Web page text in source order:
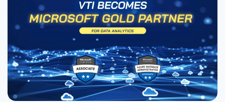
록 동기를 부여하였다. FaceX – 베트남 시장의 선구적인 AI 기
반 솔루션 얼굴 인식 관리 시스템인 FaceX는 수년 동안 VTI
의 중요한 개발 방향이 되었다. FaceX는 최대 99.97%의 정확
도로 직원의 얼굴을 감지하는 데 0.7초 미만의 시간이 소요되
며, 지능형 운영 관리 솔루션, 리소스 최적화 및 보안 보증을 제
공하였다. FaceX 시스템은 보안, 은행, 학교, 제조 및 기타 많